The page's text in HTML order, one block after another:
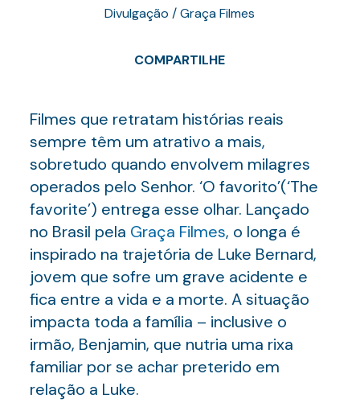
Divulgação / Graça Filmes
COMPARTILHE
Filmes que retratam histórias reais
sempre têm um atrativo a mais,
sobretudo quando envolvem milagres
operados pelo Senhor. ‘O favorito’(‘The
favorite’) entrega esse olhar. Lançado
no Brasil pela Graça Filmes, o longa é
inspirado na trajetória de Luke Bernard,
jovem que sofre um grave acidente e
fica entre a vida e a morte. A situação
impacta toda a família – inclusive o
irmão, Benjamin, que nutria uma rixa
familiar por se achar preterido em
relação a Luke.